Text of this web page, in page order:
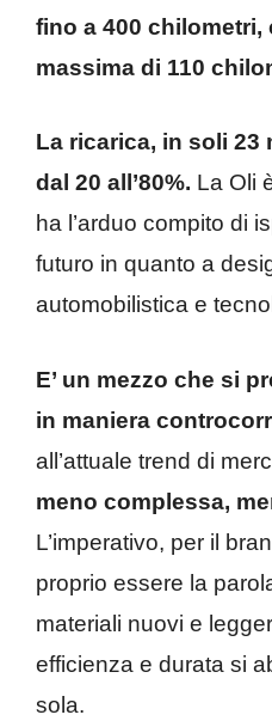
fino a 400
massima di 110
La ricarica, in soli 23
dal 20 all’80%. La Oli
ha l’arduo compito di
futuro in quanto a
automobilistica e
E’ un mezzo che si
in maniera
all’attuale trend di
meno complessa,
L’imperativo, per il
proprio essere la
materiali nuovi e
efficienza e durata si
sola.